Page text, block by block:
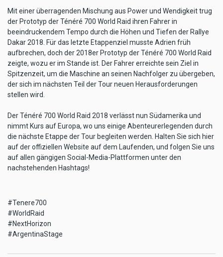
Mit einer überragenden Mischung aus Power und Wendigkeit trug
der Prototyp der Ténéré 700 World Raid ihren Fahrer in
beeindruckendem Tempo durch die Höhen und Tiefen der Rallye
Dakar 2018. Für das letzte Etappenziel musste Adrien früh
aufbrechen, doch der 2018er Prototyp der Ténéré 700 World Raid
zeigte, wozu er im Stande ist. Der Fahrer erreichte sein Ziel in
Spitzenzeit, um die Maschine an seinen Nachfolger zu übergeben,
der sich im nächsten Teil der Tour neuen Herausforderungen
stellen wird.
Der Ténéré 700 World Raid 2018 verlässt nun Südamerika und
nimmt Kurs auf Europa, wo uns einige Abenteurerlegenden durch
die nächste Etappe der Tour begleiten werden. Halten Sie sich hier
auf der offiziellen Website auf dem Laufenden, und folgen Sie uns
auf allen gängigen Social-Media-Plattformen unter den
nachstehenden Hashtags!
#Tenere700
#WorldRaid
#NextHorizon
#ArgentinaStage